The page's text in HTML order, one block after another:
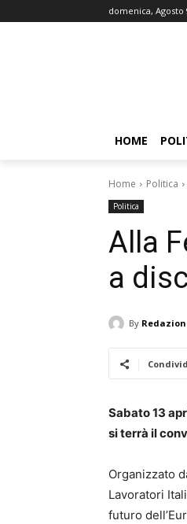
domenica, Agosto
HOME
Home Politica
Politica
Alla
a
By
Sabato 13
si terrà il
Organizzato
Lavoratori
futuro